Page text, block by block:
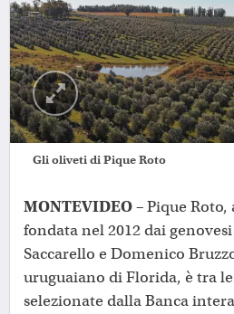
Gli oliveti di Pique Roto
MONTEVIDEO –Pique
fondata nel 2012 dai
Saccarello e Domenico
uruguaiano di Florida, è tra
selezionate dalla Banca